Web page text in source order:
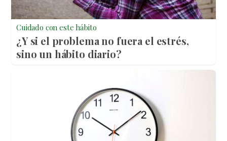
Cuidado con este hábito
¿Y si el problema no fuera el estrés,
sino un hábito diario?